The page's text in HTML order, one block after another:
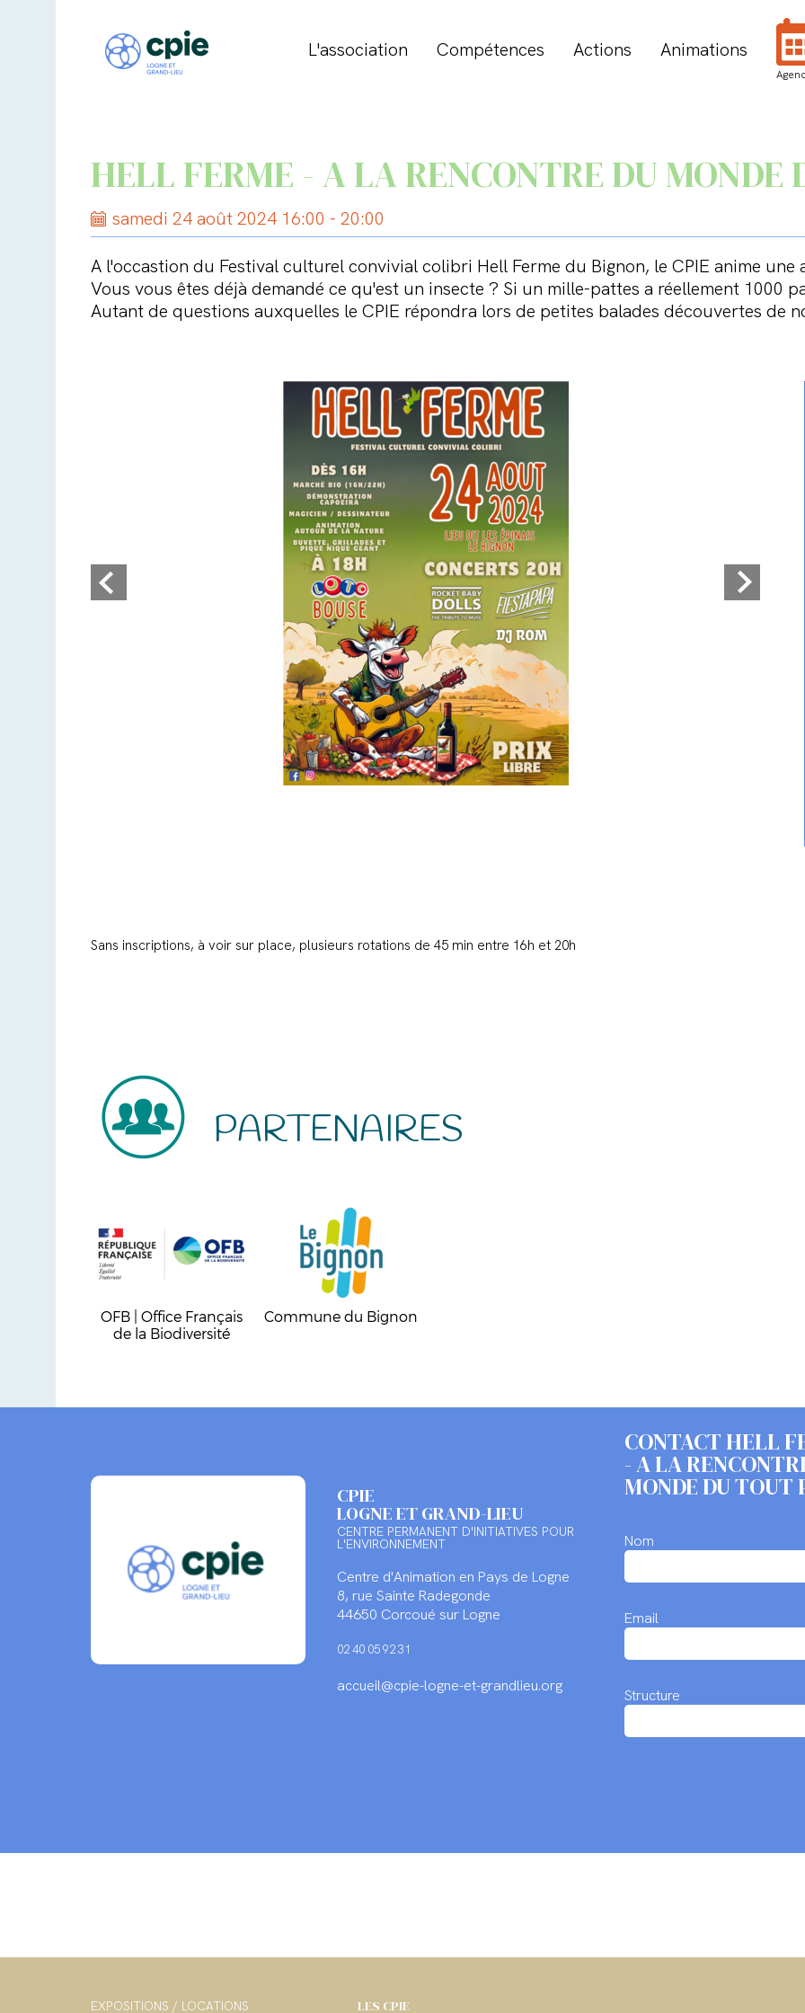
L'association Compétences Actions Animations
HELL FERME - A LA RENCONTRE DU MONDE
samedi 24 août 2024 16:00 - 20:00
A l'occastion du Festival culturel convivial colibri Hell Ferme du Bignon, le CPIE anime
Vous vous êtes déjà demandé ce qu'est un insecte ? Si un mille-pattes a réellement 1000
Autant de questions auxquelles le CPIE répondra lors de petites balades découvertes de
Sans inscriptions, à voir sur place, plusieurs rotations de 45 min entre 16h et 20h
PARTENAIRES
OFB | Office Français
de la Biodiversité
Commune du Bignon
CPIE
LOGNE ET GRAND-LIEU
CENTRE PERMANENT D'INITIATIVES POUR
L'ENVIRONNEMENT
Centre d'Animation en Pays de Logne
8, rue Sainte Radegonde
44650 Corcoué sur Logne
02 40 05 92 31
accueil@cpie-logne-et-grandlieu.org
CONTACT HELL
- A LA
MONDE DU TOUT
Nom
Email
Structure
EXPOSITIONS / LOCATIONS LES CPIE